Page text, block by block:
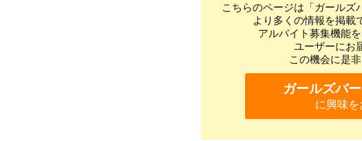
こちらのページは「ガールズ
より多くの情報を掲載
アルバイト募集機能
ユーザーにお
この機会に是
ガールズバ
に興味